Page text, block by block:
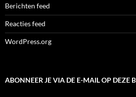
Berichten feed
Reacties feed
WordPress.org
ABONNEER JE VIA DE E-MAIL OP DEZE